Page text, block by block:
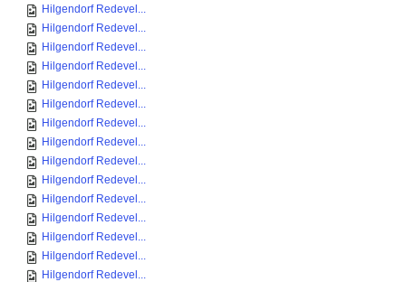
Hilgendorf Redevel...
Hilgendorf Redevel...
Hilgendorf Redevel...
Hilgendorf Redevel...
Hilgendorf Redevel...
Hilgendorf Redevel...
Hilgendorf Redevel...
Hilgendorf Redevel...
Hilgendorf Redevel...
Hilgendorf Redevel...
Hilgendorf Redevel...
Hilgendorf Redevel...
Hilgendorf Redevel...
Hilgendorf Redevel...
Hilgendorf Redevel...